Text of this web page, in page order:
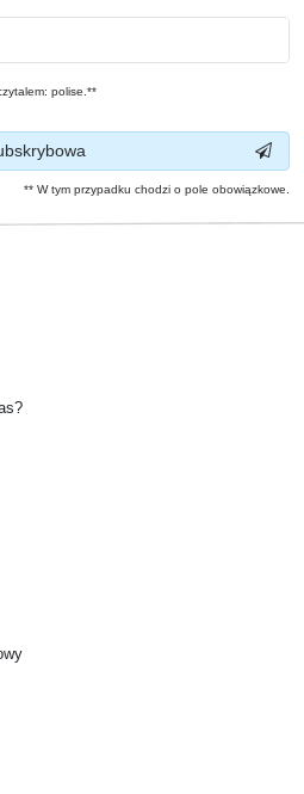
polise.**
** W tym przypadku chodzi o pole obowiązkowe.